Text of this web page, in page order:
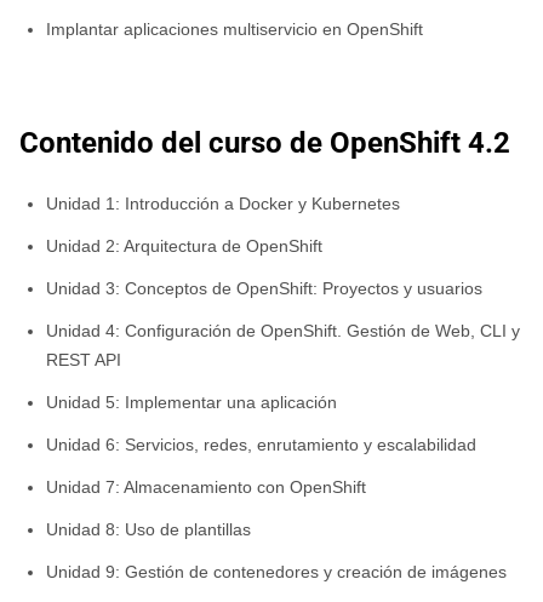
Implantar aplicaciones multiservicio en OpenShift
Contenido del curso de OpenShift 4.2
Unidad 1: Introducción a Docker y Kubernetes
Unidad 2: Arquitectura de OpenShift
Unidad 3: Conceptos de OpenShift: Proyectos y usuarios
Unidad 4: Configuración de OpenShift. Gestión de Web, CLI y
REST API
Unidad 5: Implementar una aplicación
Unidad 6: Servicios, redes, enrutamiento y escalabilidad
Unidad 7: Almacenamiento con OpenShift
Unidad 8: Uso de plantillas
Unidad 9: Gestión de contenedores y creación de imágenes